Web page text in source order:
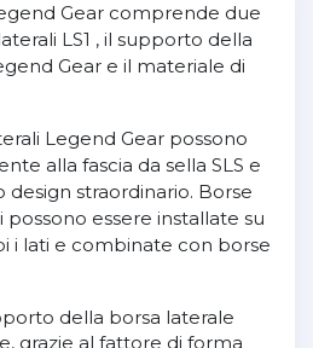
Gear comprende due
LS1 , il supporto della
Gear e il materiale di
Legend Gear possono
alla fascia da sella SLS e
straordinario. Borse
possono essere installate su
i lati e combinate con borse
della borsa laterale
grazie al fattore di forma